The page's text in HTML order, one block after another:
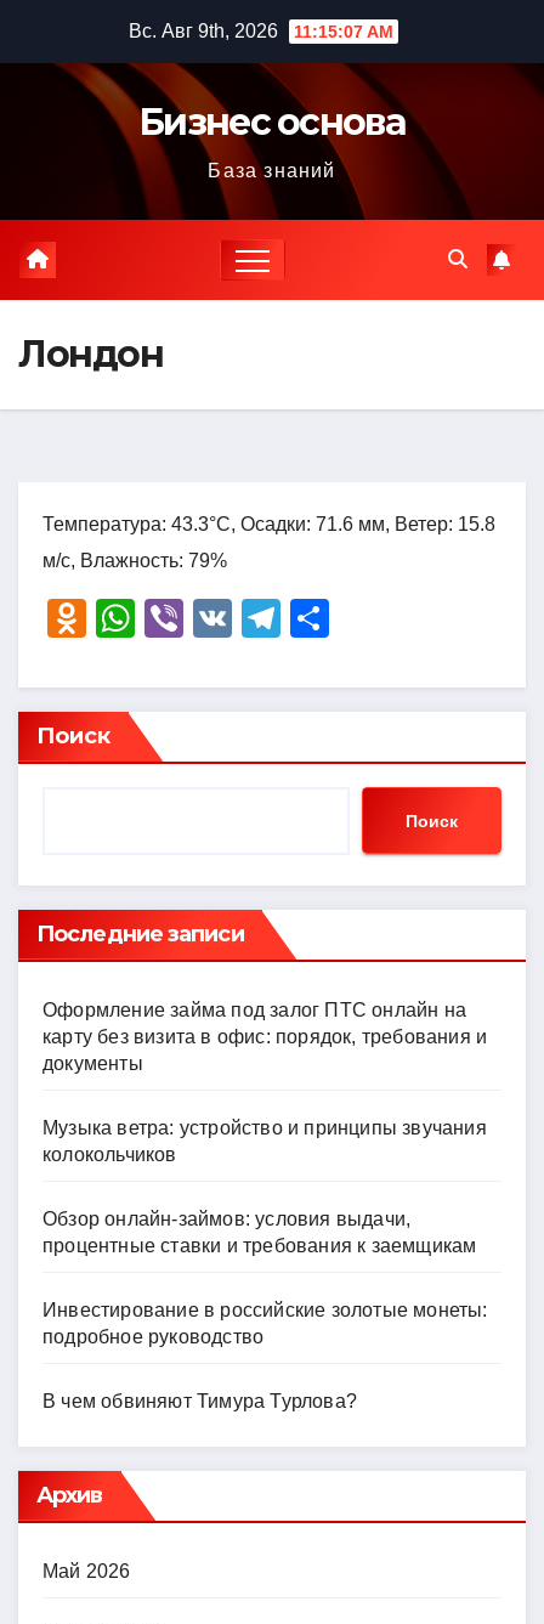
содержимому
Вс. Авг 9th, 2026 11:15:08 AM
Бизнес основа
База знаний
Лондон
Температура: 43.3°C, Осадки: 71.6 мм, Ветер: 15.8
м/с, Влажность: 79%
O
n
o
kl
ni
ki
W
at
s
A
Vi
er
V
T
e
a
р
в
ть
Поиск
Поиск
Последние записи
Оформление займа под залог ПТС онлайн на
карту без визита в офис: порядок, требования и
документы
Музыка ветра: устройство и принципы звучания
колокольчиков
Обзор онлайн-займов: условия выдачи,
процентные ставки и требования к заемщикам
Инвестирование в российские золотые монеты:
подробное руководство
В чем обвиняют Тимура Турлова?
Архив
Май 2026